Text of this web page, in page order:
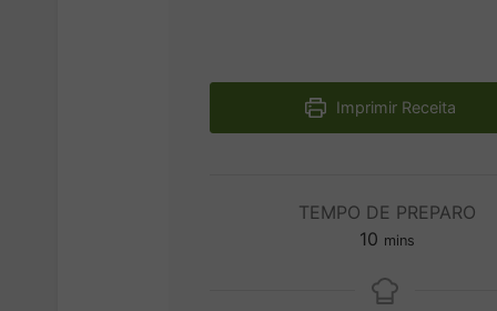
Imprimir Receita
TEMPO DE PREPARO
10 minutes
mins